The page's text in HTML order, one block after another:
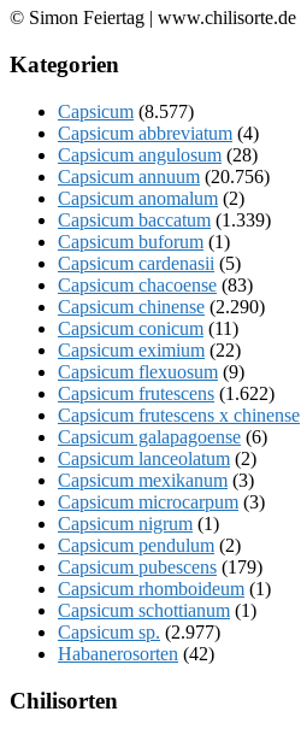
© Simon Feiertag | www.chilisorte.de
Kategorien
Capsicum (8.577)
Capsicum abbreviatum (4)
Capsicum angulosum (28)
Capsicum annuum (20.756)
Capsicum anomalum (2)
Capsicum baccatum (1.339)
Capsicum buforum (1)
Capsicum cardenasii (5)
Capsicum chacoense (83)
Capsicum chinense (2.290)
Capsicum conicum (11)
Capsicum eximium (22)
Capsicum flexuosum (9)
Capsicum frutescens (1.622)
Capsicum frutescens x chinense
Capsicum galapagoense (6)
Capsicum lanceolatum (2)
Capsicum mexikanum (3)
Capsicum microcarpum (3)
Capsicum nigrum (1)
Capsicum pendulum (2)
Capsicum pubescens (179)
Capsicum rhomboideum (1)
Capsicum schottianum (1)
Capsicum sp. (2.977)
Habanerosorten (42)
Chilisorten